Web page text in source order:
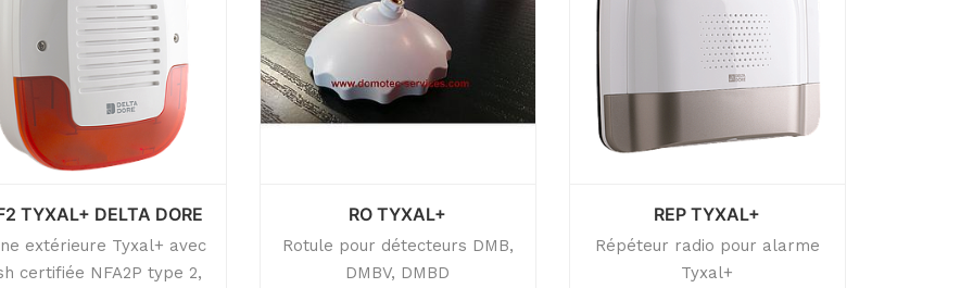
TYXAL+ DELTA DORE
extérieure Tyxal+ avec
certifiée NFA2P type 2,
RO TYXAL+
Rotule pour détecteurs DMB,
DMBV, DMBD
REP TYXAL+
Répéteur radio pour alarme
Tyxal+